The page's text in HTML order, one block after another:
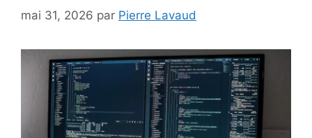
mai 31, 2026 par Pierre Lavaud